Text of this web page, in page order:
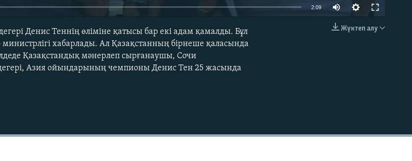
EMBED
2:09
Жүктеп алу
Денис Теннің өліміне қатысы бар екі адам қамалды. Бұл
министрлігі хабарлады. Ал Қазақстанның бірнеше қаласында
Қазақстандық мәнерлеп сырғанаушы, Сочи
Азия ойындарының чемпионы Денис Тен 25 жасында